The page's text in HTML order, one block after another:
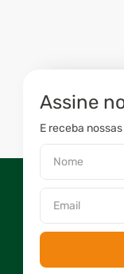
Assine
E receba